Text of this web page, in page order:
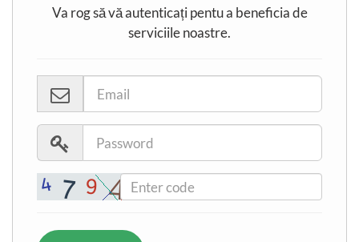
Va rog să vă autenticați pentu a beneficia de
serviciile noastre.